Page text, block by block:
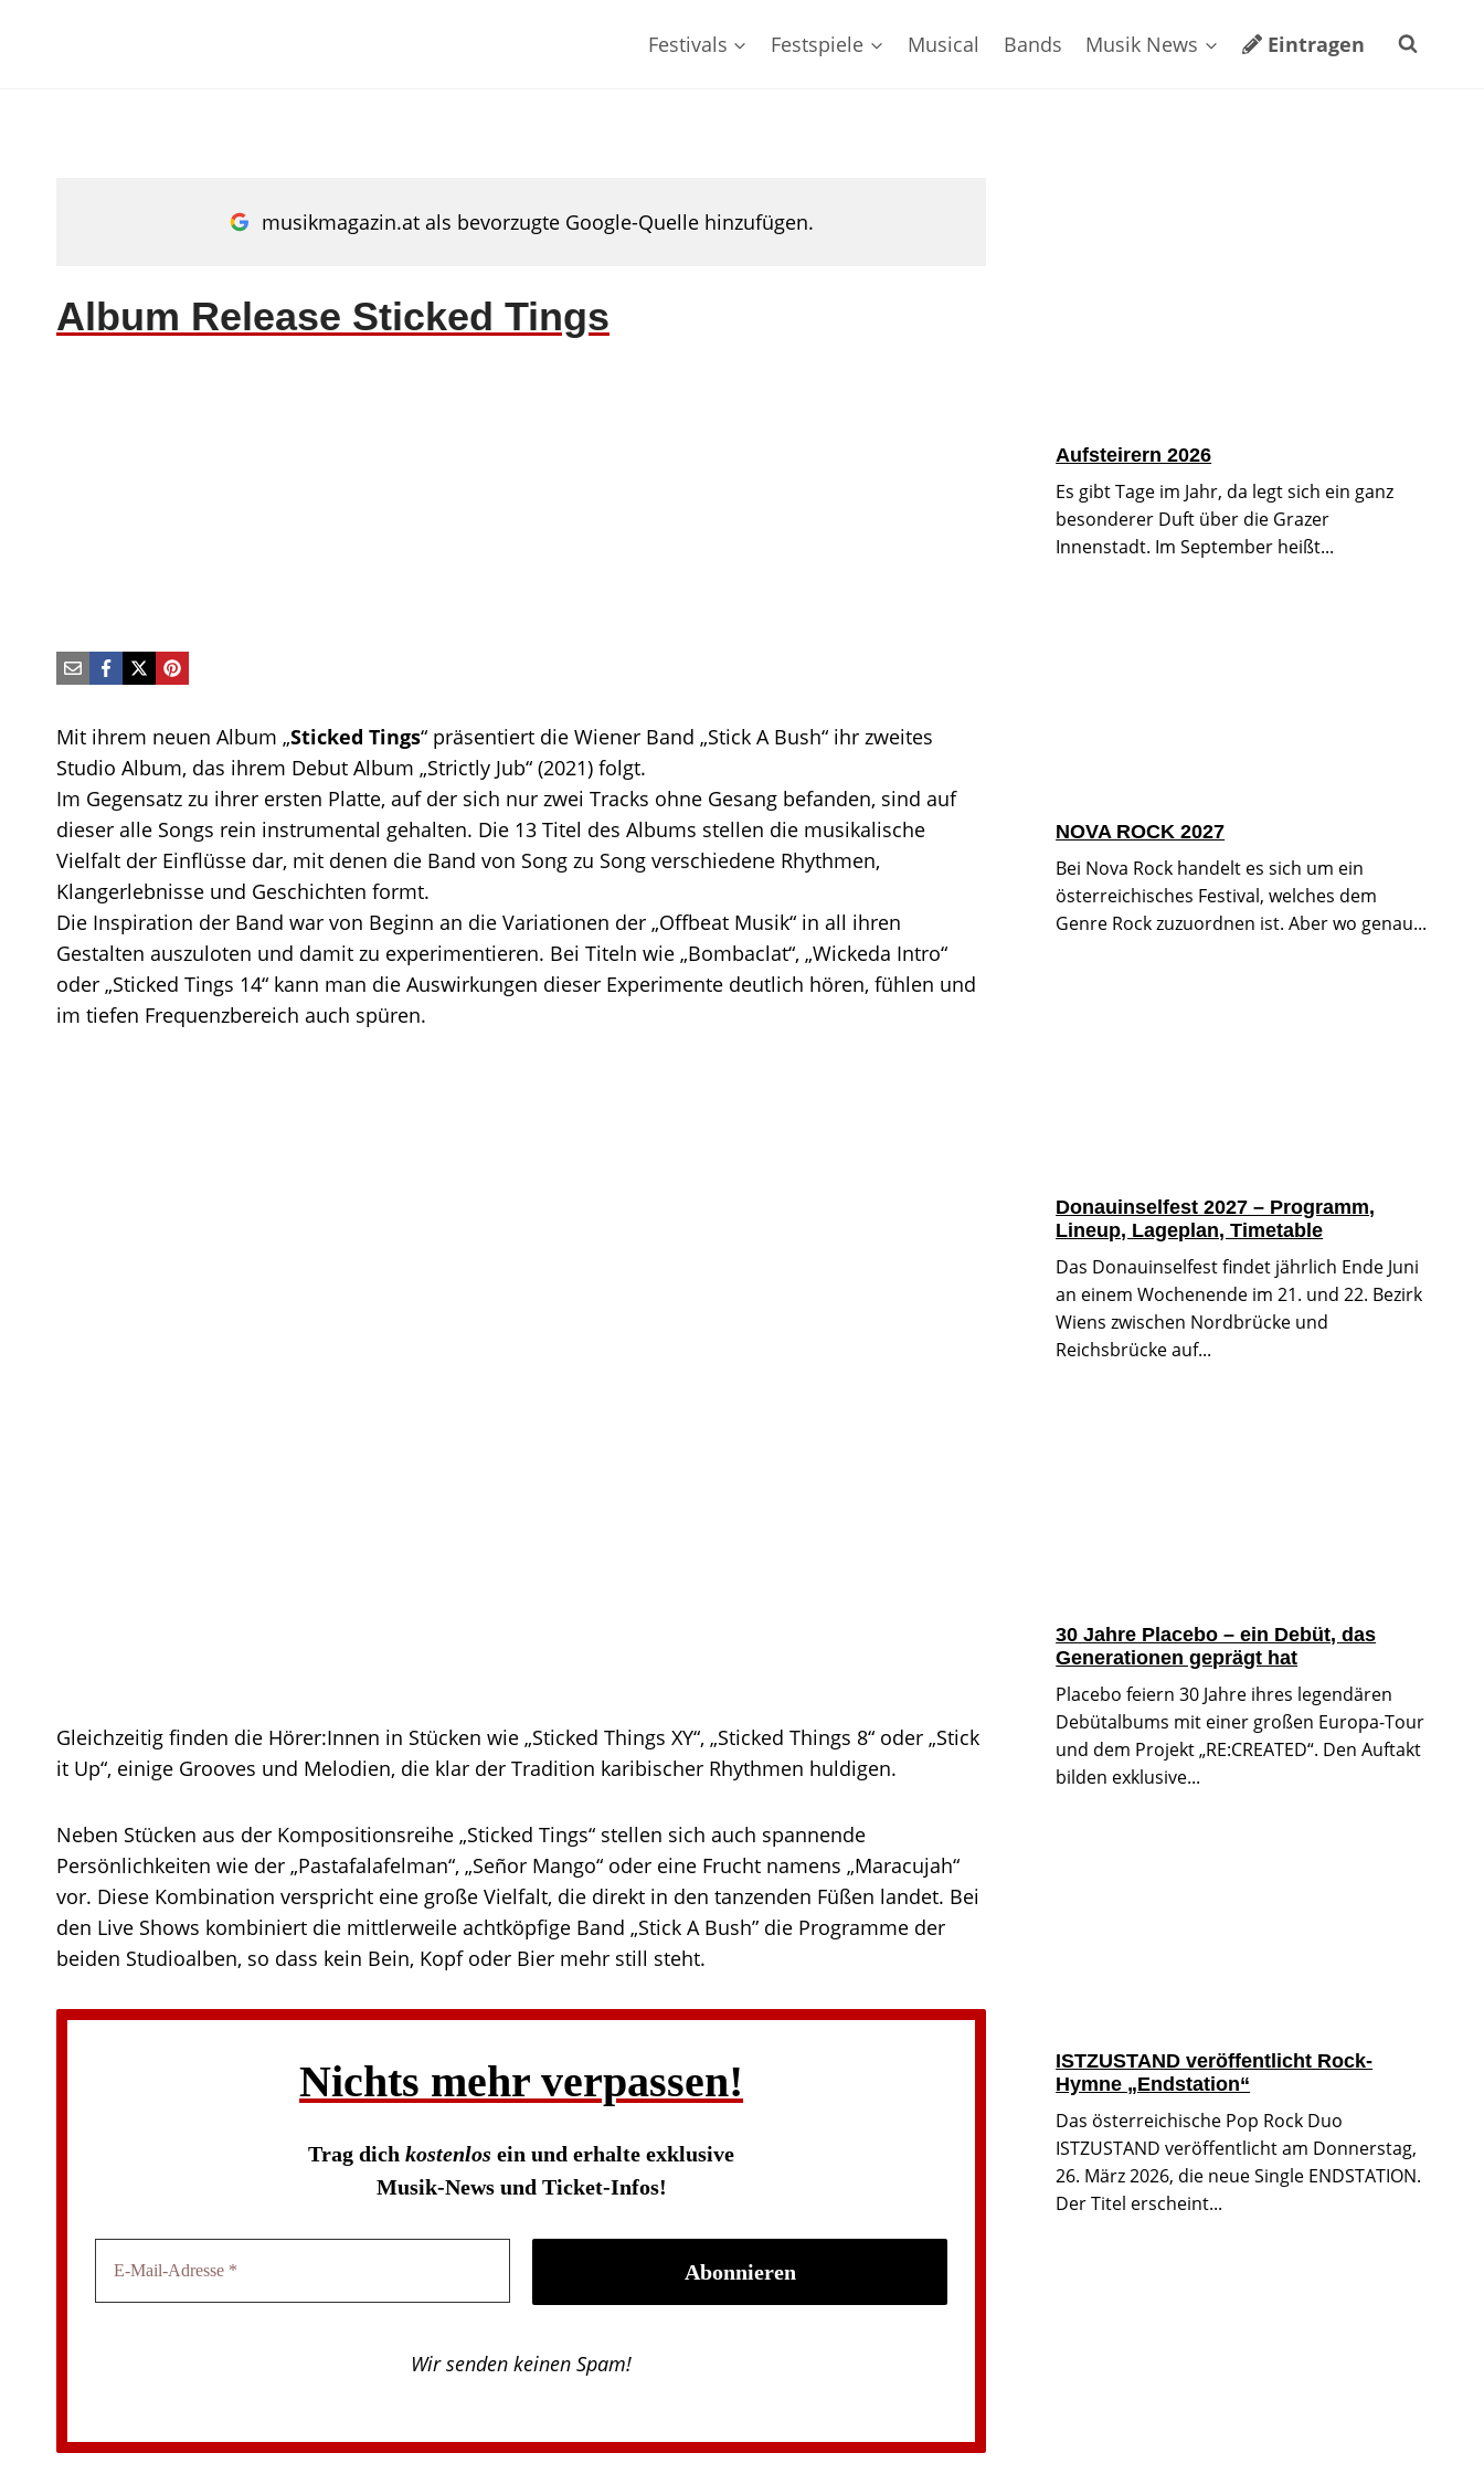
Festivals Festspiele Musical Bands Musik News Eintragen
musikmagazin.at als bevorzugte Google-Quelle hinzufügen.
Album Release Sticked Tings
Mit ihrem neuen Album „Sticked Tings“ präsentiert die Wiener Band „Stick A Bush“ ihr zweites
Studio Album, das ihrem Debut Album „Strictly Jub“ (2021) folgt.
Im Gegensatz zu ihrer ersten Platte, auf der sich nur zwei Tracks ohne Gesang befanden, sind auf
dieser alle Songs rein instrumental gehalten. Die 13 Titel des Albums stellen die musikalische
Vielfalt der Einflüsse dar, mit denen die Band von Song zu Song verschiedene Rhythmen,
Klangerlebnisse und Geschichten formt.
Die Inspiration der Band war von Beginn an die Variationen der „Offbeat Musik“ in all ihren
Gestalten auszuloten und damit zu experimentieren. Bei Titeln wie „Bombaclat“, „Wickeda Intro“
oder „Sticked Tings 14“ kann man die Auswirkungen dieser Experimente deutlich hören, fühlen und
im tiefen Frequenzbereich auch spüren.
Gleichzeitig finden die Hörer:Innen in Stücken wie „Sticked Things XY“, „Sticked Things 8“ oder „Stick
it Up“, einige Grooves und Melodien, die klar der Tradition karibischer Rhythmen huldigen.
Neben Stücken aus der Kompositionsreihe „Sticked Tings“ stellen sich auch spannende
Persönlichkeiten wie der „Pastafalafelman“, „Señor Mango“ oder eine Frucht namens „Maracujah“
vor. Diese Kombination verspricht eine große Vielfalt, die direkt in den tanzenden Füßen landet. Bei
den Live Shows kombiniert die mittlerweile achtköpfige Band „Stick A Bush” die Programme der
beiden Studioalben, so dass kein Bein, Kopf oder Bier mehr still steht.
Nichts mehr verpassen!
Trag dichkostenlosein und erhalte exklusive
Musik-News und Ticket-Infos!
Wir senden keinen Spam!
Aufsteirern 2026
Es gibt Tage im Jahr, da legt sich ein ganz
besonderer Duft über die Grazer
Innenstadt. Im September heißt...
NOVA ROCK 2027
Bei Nova Rock handelt es sich um ein
österreichisches Festival, welches dem
Genre Rock zuzuordnen ist. Aber wo genau...
Donauinselfest 2027 – Programm,
Lineup, Lageplan, Timetable
Das Donauinselfest findet jährlich Ende Juni
an einem Wochenende im 21. und 22. Bezirk
Wiens zwischen Nordbrücke und
Reichsbrücke auf...
30 Jahre Placebo – ein Debüt, das
Generationen geprägt hat
Placebo feiern 30 Jahre ihres legendären
Debütalbums mit einer großen Europa-Tour
und dem Projekt „RE:CREATED“. Den Auftakt
bilden exklusive...
ISTZUSTAND veröffentlicht Rock-
Hymne „Endstation“
Das österreichische Pop Rock Duo
ISTZUSTAND veröffentlicht am Donnerstag,
26. März 2026, die neue Single ENDSTATION.
Der Titel erscheint...